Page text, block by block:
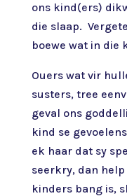
ons kind(ers)
die slaap.
boewe wat in die
Ouers wat vir
susters, tree
geval ons
kind se
ek haar dat sy
seerkry, dan
kinders bang is,